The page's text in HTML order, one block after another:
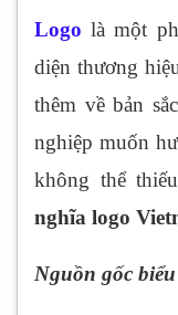
Logo là một
diện thương
thêm về bản
nghiệp muốn
không thể
nghĩa logo
Nguồn gốc